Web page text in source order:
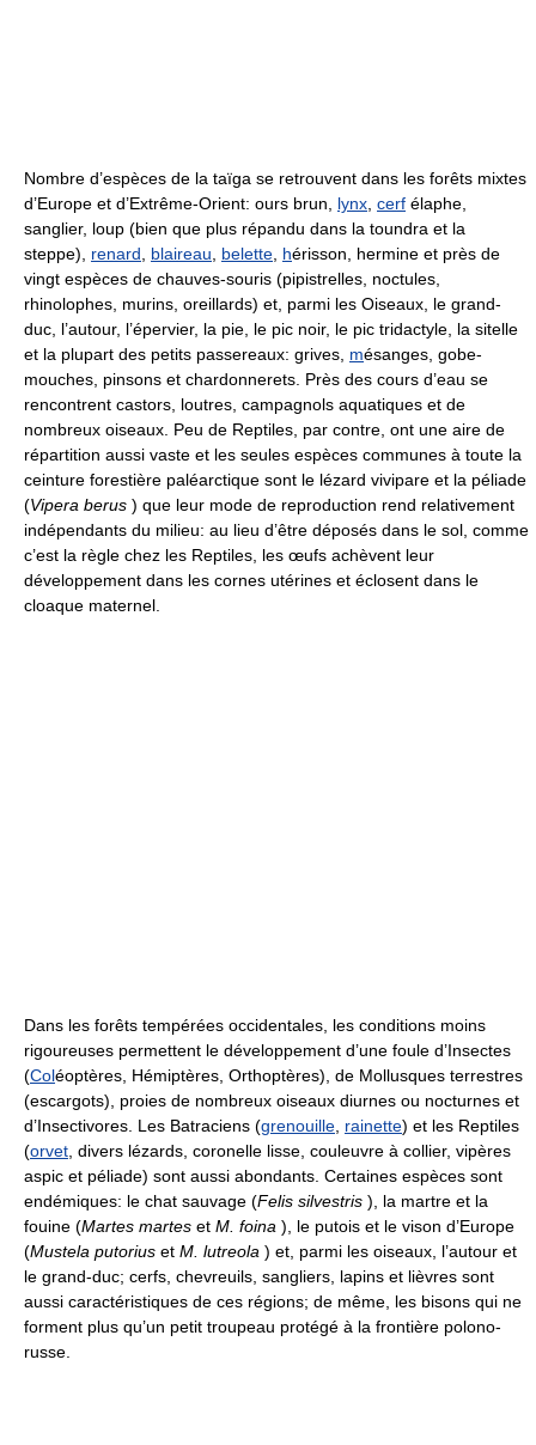
Nombre d’espèces de la taïga se retrouvent dans les forêts mixtes
d’Europe et d’Extrême-Orient: ours brun, lynx cerf élaphe,
sanglier, loup (bien que plus répandu dans la toundra et la
steppe), renard blaireau belette hérisson, hermine et près de
vingt espèces de chauves-souris (pipistrelles, noctules,
rhinolophes, murins, oreillards) et, parmi les Oiseaux, le grand-
duc, l’autour, l’épervier, la pie, le pic noir, le pic tridactyle, la sitelle
et la plupart des petits passereaux: grives, mésanges, gobe-
mouches, pinsons et chardonnerets. Près des cours d’eau se
rencontrent castors, loutres, campagnols aquatiques et de
nombreux oiseaux. Peu de Reptiles, par contre, ont une aire de
répartition aussi vaste et les seules espèces communes à toute la
ceinture forestière paléarctique sont le lézard vivipare et la péliade
(Vipera berus ) que leur mode de reproduction rend relativement
indépendants du milieu: au lieu d’être déposés dans le sol, comme
c’est la règle chez les Reptiles, les œufs achèvent leur
développement dans les cornes utérines et éclosent dans le
cloaque maternel.
Dans les forêts tempérées occidentales, les conditions moins
rigoureuses permettent le développement d’une foule d’Insectes
(Coléoptères, Hémiptères, Orthoptères), de Mollusques terrestres
(escargots), proies de nombreux oiseaux diurnes ou nocturnes et
d’Insectivores. Les Batraciens (grenouille rainette) et les Reptiles
(orvet , divers lézards, coronelle lisse, couleuvre à collier, vipères
aspic et péliade) sont aussi abondants. Certaines espèces sont
endémiques: le chat sauvage (Felis silvestris ), la martre et la
fouine (Martes martes et M. foina ), le putois et le vison d’Europe
(Mustela putorius et M. lutreola ) et, parmi les oiseaux, l’autour et
le grand-duc; cerfs, chevreuils, sangliers, lapins et lièvres sont
aussi caractéristiques de ces régions; de même, les bisons qui ne
forment plus qu’un petit troupeau protégé à la frontière polono-
russe.